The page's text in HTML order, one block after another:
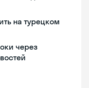
на турецком
через